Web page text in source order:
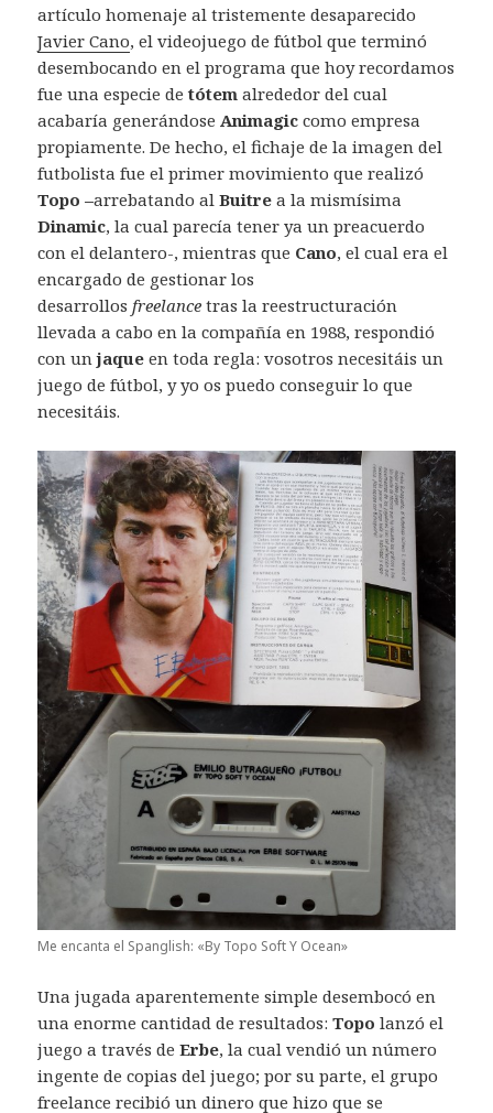
artículo homenaje al tristemente desaparecido
Javier Cano, el videojuego de fútbol que terminó
desembocando en el programa que hoy recordamos
fue una especie detótem alrededor del cual
acabaría generándose Animagic como empresa
propiamente. De hecho, el fichaje de la imagen del
futbolista fue el primer movimiento que realizó
Topo –arrebatando alBuitre a la mismísima
Dinamic, la cual parecía tener ya un preacuerdo
con el delantero-, mientras que Cano, el cual era el
encargado de gestionar los
desarrollos freelance tras la reestructuración
llevada a cabo en la compañía en 1988, respondió
con unjaque en toda regla: vosotros necesitáis un
juego de fútbol, y yo os puedo conseguir lo que
necesitáis.
Me encanta el Spanglish: «By Topo Soft Y Ocean»
Una jugada aparentemente simple desembocó en
una enorme cantidad de resultados:Topo lanzó el
juego a través deErbe, la cual vendió un número
ingente de copias del juego; por su parte, el grupo
freelance recibió un dinero que hizo que se